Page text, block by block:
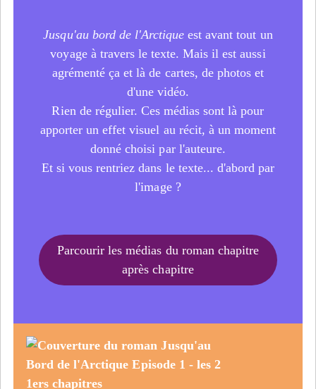
Jusqu'au bord de l'Arctique est avant tout un
voyage à travers le texte. Mais il est aussi
agrémenté ça et là de cartes, de photos et
d'une vidéo.
Rien de régulier. Ces médias sont là pour
apporter un effet visuel au récit, à un moment
donné choisi par l'auteure.
Et si vous rentriez dans le texte... d'abord par
l'image ?
Parcourir les médias du roman chapitre
après chapitre